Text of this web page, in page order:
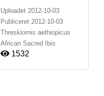
Uploadet 2012-10-03
Publiceret 2012-10-03
Threskiornis aethiopicus
African Sacred Ibis
1532